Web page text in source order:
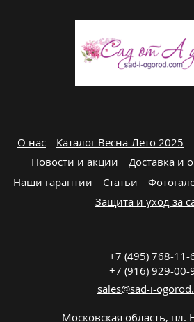
О нас Каталог Весна-Лето 2025
Новости и акции
Доставка и
Наши гарантии
Статьи
Защита и уход за
+7 (495) 768-11-
+7 (916) 929-00-
sales@sad-i-
Московская область, пл.